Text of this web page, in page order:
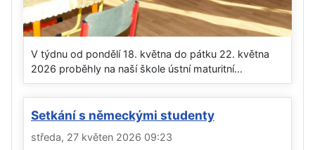
V týdnu od pondělí 18. května do pátku 22. května
2026 proběhly na naší škole ústní maturitní...
Setkání s německými studenty
středa, 27 květen 2026 09:23